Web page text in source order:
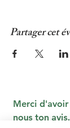
Partager cet
Merci
nous ton avis.